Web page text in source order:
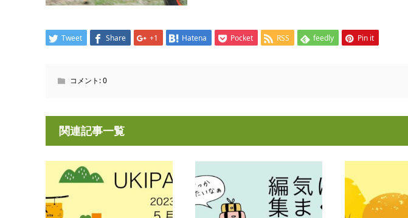
Tweet Share +1 Hatena Pocket RSS feedly Pin it
コメント:0
関連記事一覧